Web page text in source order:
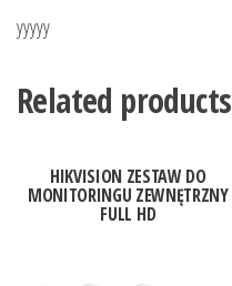
yyyyy
Related products
HIKVISION ZESTAW DO
MONITORINGU ZEWNĘTRZNY
FULL HD